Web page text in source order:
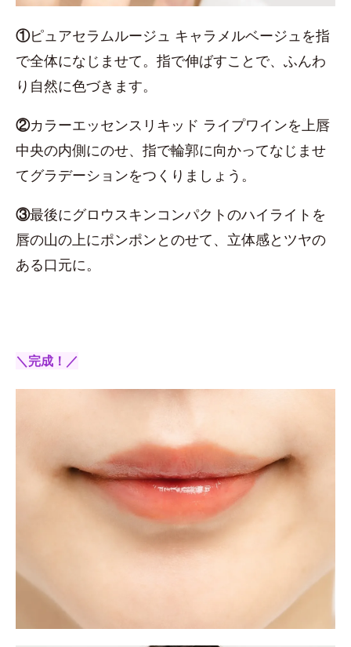
①ピュアセラムルージュ キャラメルベージュを指
で全体になじませて。指で伸ばすことで、ふんわ
り自然に色づきます。
②カラーエッセンスリキッド ライプワインを上唇
中央の内側にのせ、指で輪郭に向かってなじませ
てグラデーションをつくりましょう。
③最後にグロウスキンコンパクトのハイライトを
唇の山の上にポンポンとのせて、立体感とツヤの
ある口元に。
＼完成！／